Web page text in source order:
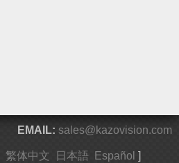
EMAIL: sales@kazovision.com
繁体中文 日本語 Español ]